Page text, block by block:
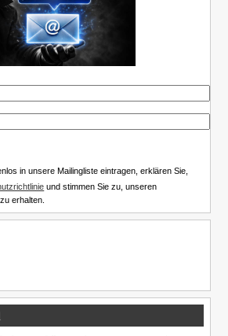
in unsere Mailingliste eintragen, erklären Sie,
und stimmen Sie zu, unseren
erhalten.